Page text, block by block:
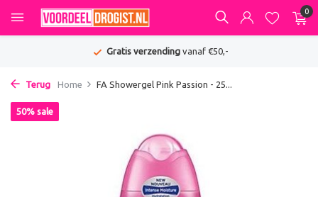
0
Gratis verzendingvanaf €50,-
Terug Home FA Showergel Pink Passion - 25...
50% sale